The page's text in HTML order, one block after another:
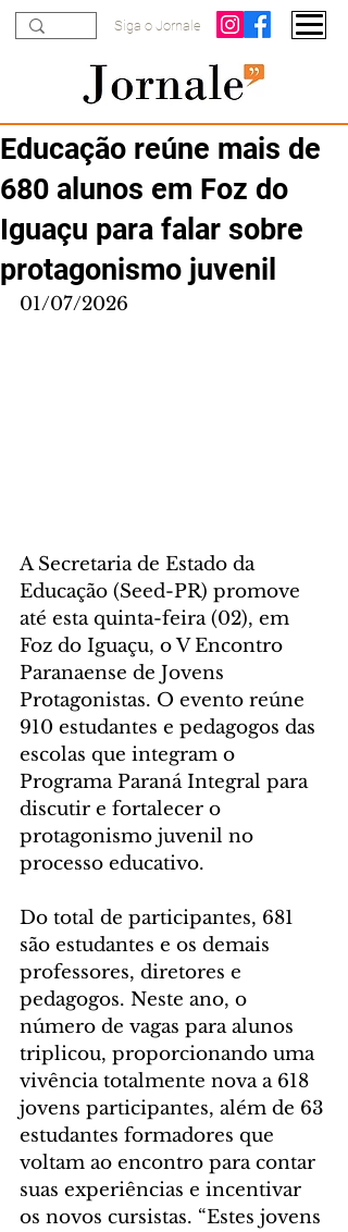
Siga o Jornale
Educação reúne mais de
680 alunos em Foz do
Iguaçu para falar sobre
protagonismo juvenil
01/07/2026
A Secretaria de Estado da
Educação (Seed-PR) promove
até esta quinta-feira (02), em
Foz do Iguaçu, o V Encontro
Paranaense de Jovens
Protagonistas. O evento reúne
910 estudantes e pedagogos das
escolas que integram o
Programa Paraná Integral para
discutir e fortalecer o
protagonismo juvenil no
processo educativo.
Do total de participantes, 681
são estudantes e os demais
professores, diretores e
pedagogos. Neste ano, o
número de vagas para alunos
triplicou, proporcionando uma
vivência totalmente nova a 618
jovens participantes, além de 63
estudantes formadores que
voltam ao encontro para contar
suas experiências e incentivar
os novos cursistas. “Estes jovens